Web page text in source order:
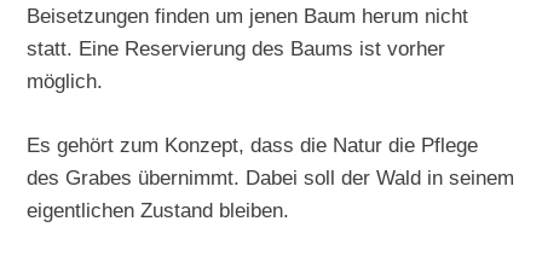
Beisetzungen finden um jenen Baum herum nicht
statt. Eine Reservierung des Baums ist vorher
möglich.
Es gehört zum Konzept, dass die Natur die Pflege
des Grabes übernimmt. Dabei soll der Wald in seinem
eigentlichen Zustand bleiben.